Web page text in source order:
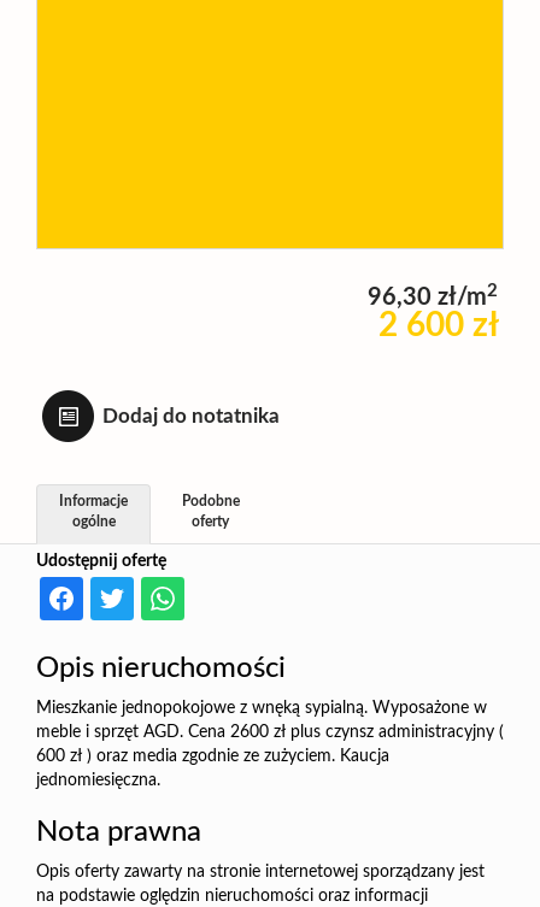
Kontakt
96,30 zł/m2
2 600 zł
Dodaj do notatnika
Udostępnij ofertę
Informacje
ogólne
Podobne
oferty
Opis nieruchomości
Mieszkanie jednopokojowe z wnęką sypialną. Wyposażone w
meble i sprzęt AGD. Cena 2600 zł plus czynsz administracyjny (
600 zł ) oraz media zgodnie ze zużyciem. Kaucja
jednomiesięczna.
Nota prawna
Opis oferty zawarty na stronie internetowej sporządzany jest
na podstawie oględzin nieruchomości oraz informacji